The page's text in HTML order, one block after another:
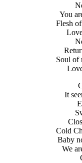
You
Flesh
Soul of
It
Cold
Baby
We